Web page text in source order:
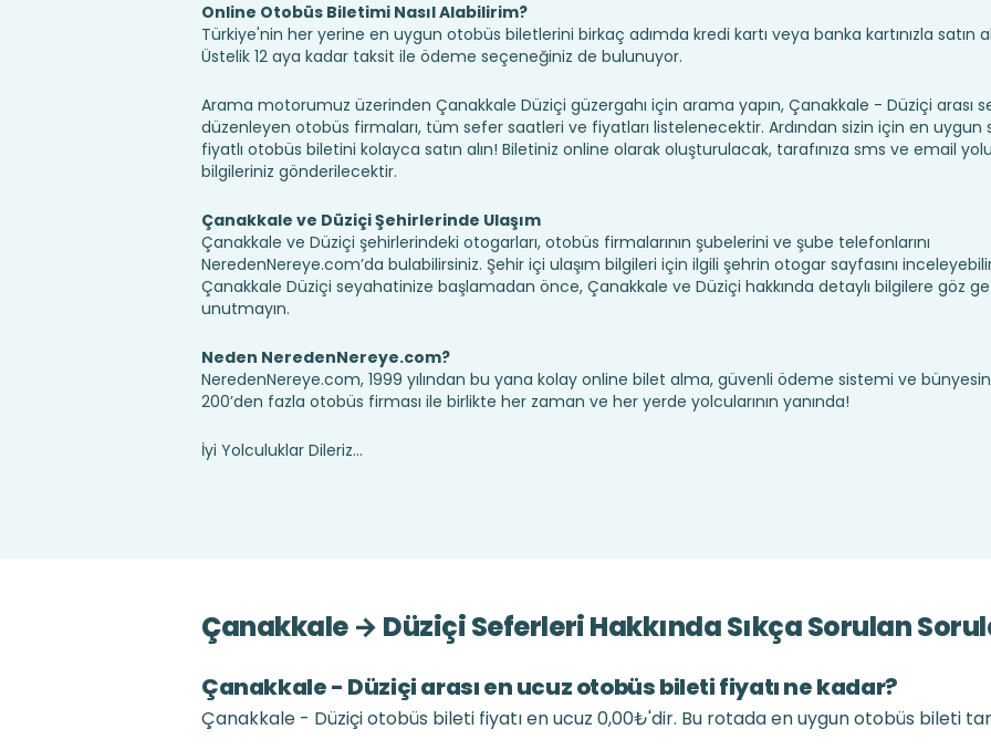
Online Otobüs Biletimi Nasıl Alabilirim?
Türkiye'nin her yerine en uygun otobüs biletlerini birkaç adımda kredi kartı veya banka kartınızla satın
Üstelik 12 aya kadar taksit ile ödeme seçeneğiniz de bulunuyor.
Arama motorumuz üzerinden Çanakkale Düziçi güzergahı için arama yapın, Çanakkale - Düziçi arası
düzenleyen otobüs firmaları, tüm sefer saatleri ve fiyatları listelenecektir. Ardından sizin için en uygun
fiyatlı otobüs biletini kolayca satın alın! Biletiniz online olarak oluşturulacak, tarafınıza sms ve email
bilgileriniz gönderilecektir.
Çanakkale ve Düziçi Şehirlerinde Ulaşım
Çanakkale ve Düziçi şehirlerindeki otogarları, otobüs firmalarının şubelerini ve şube telefonlarını
NeredenNereye.com’da bulabilirsiniz. Şehir içi ulaşım bilgileri için ilgili şehrin otogar sayfasını
Çanakkale Düziçi seyahatinize başlamadan önce, Çanakkale ve Düziçi hakkında detaylı bilgilere göz
unutmayın.
Neden NeredenNereye.com?
NeredenNereye.com, 1999 yılından bu yana kolay online bilet alma, güvenli ödeme sistemi ve
200’den fazla otobüs firması ile birlikte her zaman ve her yerde yolcularının yanında!
İyi Yolculuklar Dileriz...
Çanakkale → Düziçi Seferleri Hakkında Sıkça Sorulan
Çanakkale - Düziçi arası en ucuz otobüs bileti fiyatı ne kadar?
Çanakkale - Düziçi otobüs bileti fiyatı en ucuz 0,00₺'dir. Bu rotada en uygun otobüs bileti